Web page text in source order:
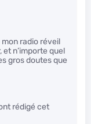
mon radio réveil
et n’importe quel
gros doutes que
rédigé cet